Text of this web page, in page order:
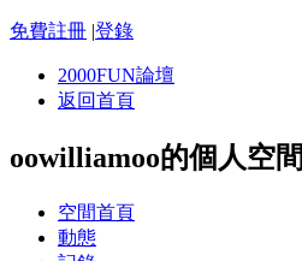
免費註冊 |登錄
2000FUN論壇
返回首頁
oowilliamoo的個人空間
空間首頁
動態